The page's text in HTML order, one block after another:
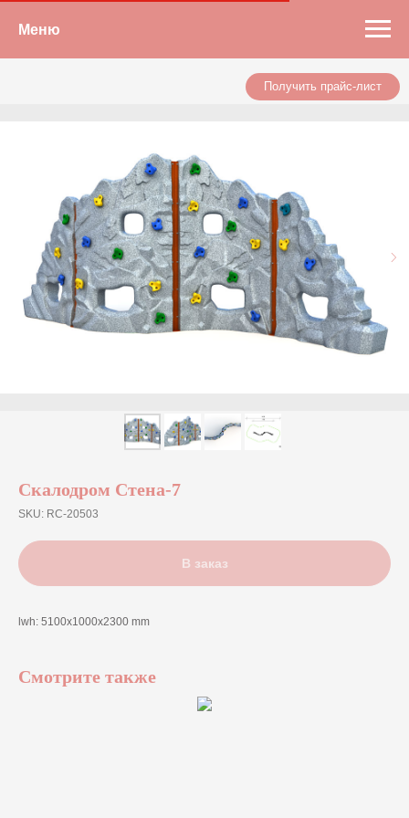
Меню
Получить прайс-лист
Скалодром Стена-7
SKU: RC-20503
В заказ
lwh: 5100x1000x2300 mm
Смотрите также